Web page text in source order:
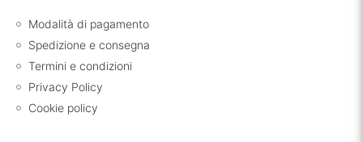
Modalità di pagamento
Spedizione e consegna
Termini e condizioni
Privacy Policy
Cookie policy